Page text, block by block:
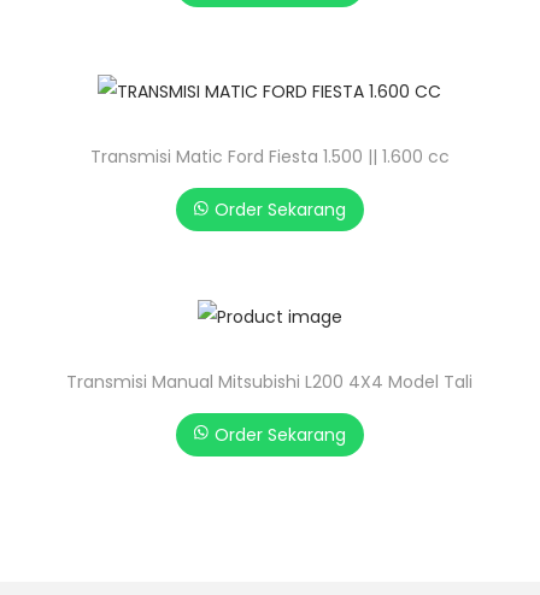
Transmisi Matic Ford Fiesta 1.500 || 1.600 cc
Order Sekarang
Transmisi Manual Mitsubishi L200 4X4 Model Tali
Order Sekarang